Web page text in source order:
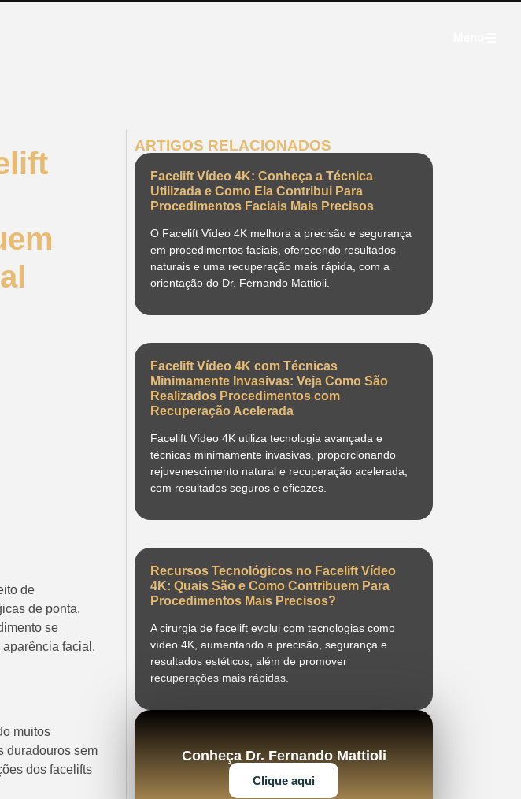
de
de ponta.
se
facial.
muitos
duradouros sem
dos facelifts
ARTIGOS RELACIONADOS
Facelift Vídeo 4K: Conheça a Técnica
Utilizada e Como Ela Contribui Para
Procedimentos Faciais Mais Precisos
O Facelift Vídeo 4K melhora a precisão e segurança
em procedimentos faciais, oferecendo resultados
naturais e uma recuperação mais rápida, com a
orientação do Dr. Fernando Mattioli.
Facelift Vídeo 4K com Técnicas
Minimamente Invasivas: Veja Como São
Realizados Procedimentos com
Recuperação Acelerada
Facelift Vídeo 4K utiliza tecnologia avançada e
técnicas minimamente invasivas, proporcionando
rejuvenescimento natural e recuperação acelerada,
com resultados seguros e eficazes.
Recursos Tecnológicos no Facelift Vídeo
4K: Quais São e Como Contribuem Para
Procedimentos Mais Precisos?
A cirurgia de facelift evolui com tecnologias como
vídeo 4K, aumentando a precisão, segurança e
resultados estéticos, além de promover
recuperações mais rápidas.
Conheça Dr. Fernando Mattioli
Clique aqui